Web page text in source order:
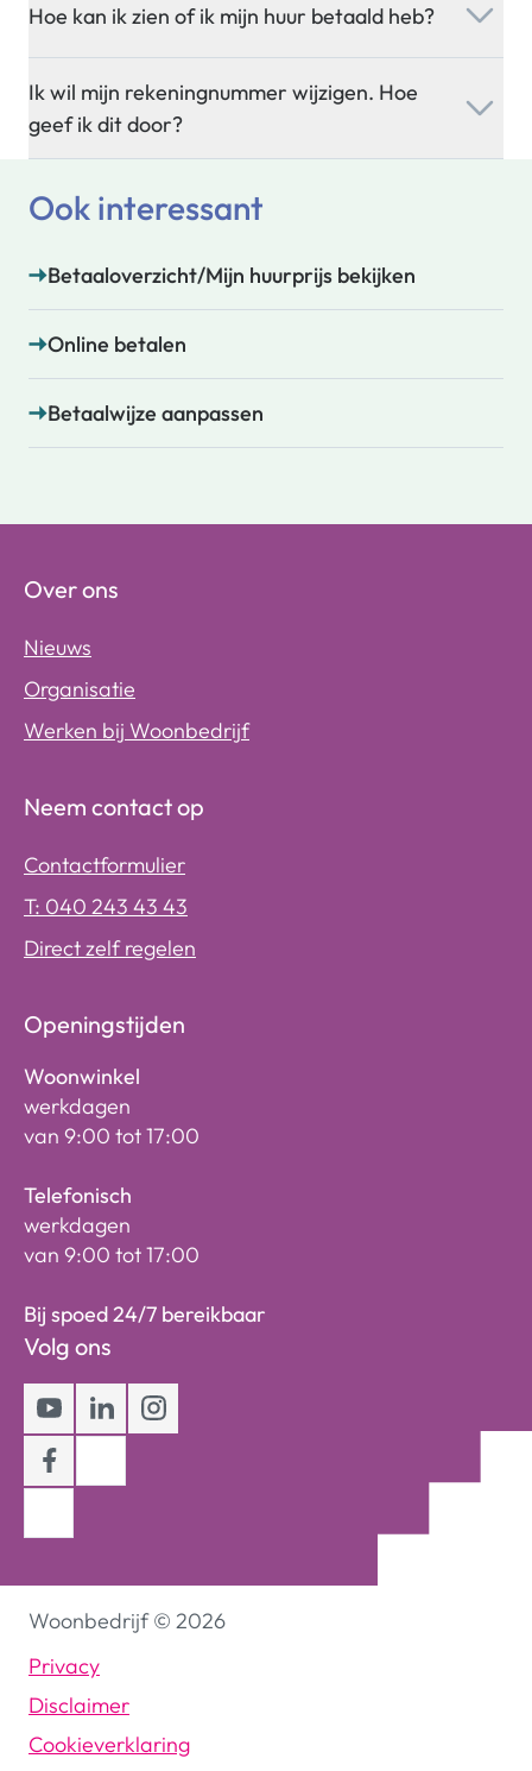
Hoe kan ik zien of ik mijn huur betaald heb?
Ik wil mijn rekeningnummer wijzigen. Hoe
geef ik dit door?
Ook interessant
Betaaloverzicht/Mijn huurprijs bekijken
Online betalen
Betaalwijze aanpassen
Over ons
Nieuws
Organisatie
Werken bij Woonbedrijf
Neem contact op
Contactformulier
T: 040 243 43 43
Direct zelf regelen
Openingstijden
Woonwinkel
werkdagen
van 9:00 tot 17:00
Telefonisch
werkdagen
van 9:00 tot 17:00
Bij spoed 24/7 bereikbaar
Volg ons
Youtube
LinkedInInstagram
Facebook
Woonbedrijf© 2026
Privacy
Disclaimer
Cookieverklaring